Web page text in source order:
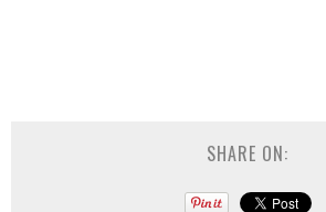
SHARE ON: